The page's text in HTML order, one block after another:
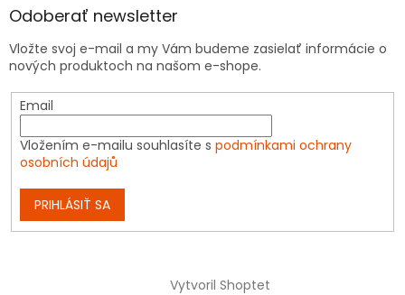
Odoberať newsletter
Vložte svoj e-mail a my Vám budeme zasielať informácie o
nových produktoch na našom e-shope.
Email
Vložením e-mailu souhlasíte s podmínkami ochrany
osobních údajů
PRIHLÁSIŤ SA
Vytvoril Shoptet